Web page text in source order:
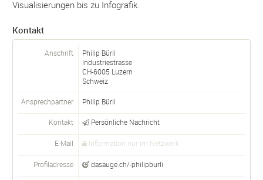
Visualisierungen bis zu Infografik.
Kontakt
Anschrift
Philip Bürli
Industriestrasse
CH-6005 Luzern
Schweiz
Ansprechpartner Philip Bürli
Kontakt Persönliche Nachricht
E-Mail Information nur im Netzwerk
Profiladresse dasauge.ch/-philipburli